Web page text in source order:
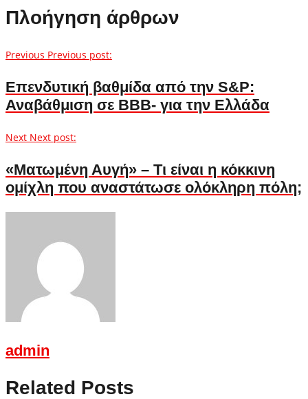
Πλοήγηση άρθρων
Previous Previous post:
Επενδυτική βαθμίδα από την S&P:
Αναβάθμιση σε ΒΒΒ- για την Ελλάδα
Next Next post:
«Ματωμένη Αυγή» – Τι είναι η κόκκινη
ομίχλη που αναστάτωσε ολόκληρη πόλη;
admin
Related Posts